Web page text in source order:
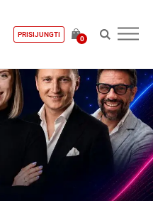
PRISIJUNGTI
0